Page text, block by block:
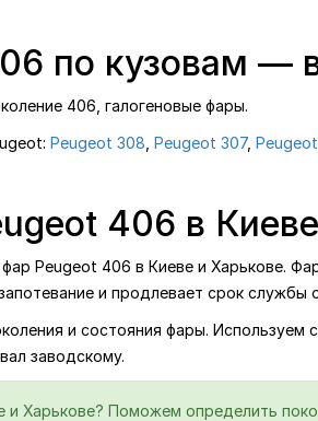
по кузовам —
406, галогеновые фары.
Peugeot 308 Peugeot 307,
406 в
Peugeot 406 в Киеве и Харькове.
и продлевает срок службы
и состояния фары. Используем
заводскому.
Харькове? Поможем определить